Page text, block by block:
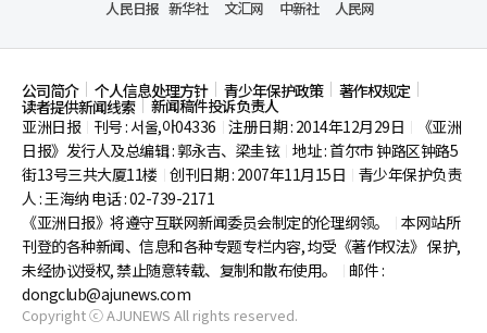
人民日报 新华社 文汇网 中新社 人民网
公司简介 个人信息处理方针 青少年保护政策 著作权规定
读者提供新闻线索
新闻稿件投诉负责人
亚洲日报
刊号 : 서울,아04336 注册日期 : 2014年12月29日
《亚洲
日报》发行人及总编辑 : 郭永吉、梁圭铉 地址 : 首尔市钟路区钟路5
街13号三共大厦11楼 创刊日期 : 2007年11月15日
青少年保护负责
人 : 王海纳 电话 : 02-739-2171
《亚洲日报》将遵守互联网新闻委员会制定的伦理纲领。
本网站所
刊登的各种新闻、信息和各种专题专栏内容, 均受《著作权法》 保护,
未经协议授权, 禁止随意转载、复制和散布使用。
邮件 :
dongclub@ajunews.com
Copyright ⓒ AJUNEWS All rights reserved.